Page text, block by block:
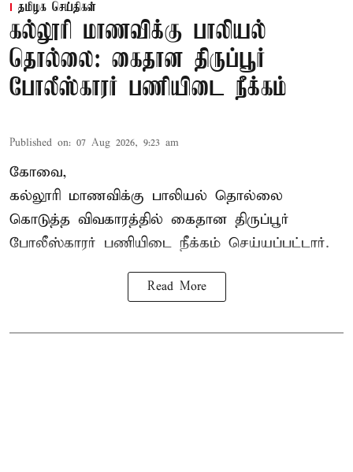
தமிழக செய்திகள்
கல்லூரி மாணவிக்கு பாலியல்
தொல்லை: கைதான திருப்பூர்
போலீஸ்காரர் பணியிடை நீக்கம்
Published on: 07 Aug 2026, 9:23 am
கோவை,
கல்லூரி மாணவிக்கு பாலியல் தொல்லை
கொடுத்த விவகாரத்தில் கைதான திருப்பூர்
போலீஸ்காரர் பணியிடை நீக்கம் செய்யப்பட்டார்.
Read More